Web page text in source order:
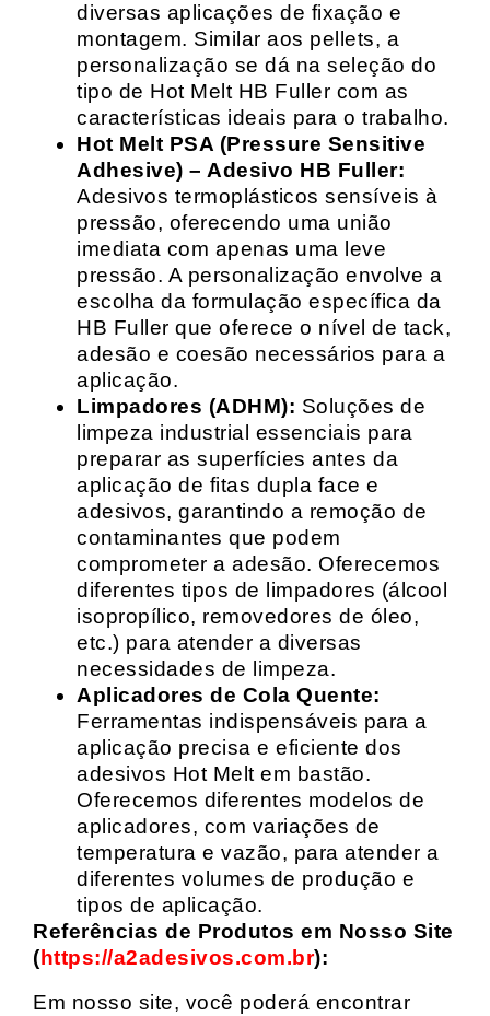
diversas aplicações de fixação e
montagem. Similar aos pellets, a
personalização se dá na seleção do
tipo de Hot Melt HB Fuller com as
características ideais para o trabalho.
Hot Melt PSA (Pressure Sensitive
Adhesive) – Adesivo HB Fuller:
Adesivos termoplásticos sensíveis à
pressão, oferecendo uma união
imediata com apenas uma leve
pressão. A personalização envolve a
escolha da formulação específica da
HB Fuller que oferece o nível de tack,
adesão e coesão necessários para a
aplicação.
Limpadores (ADHM): Soluções de
limpeza industrial essenciais para
preparar as superfícies antes da
aplicação de fitas dupla face e
adesivos, garantindo a remoção de
contaminantes que podem
comprometer a adesão. Oferecemos
diferentes tipos de limpadores (álcool
isopropílico, removedores de óleo,
etc.) para atender a diversas
necessidades de limpeza.
Aplicadores de Cola Quente:
Ferramentas indispensáveis para a
aplicação precisa e eficiente dos
adesivos Hot Melt em bastão.
Oferecemos diferentes modelos de
aplicadores, com variações de
temperatura e vazão, para atender a
diferentes volumes de produção e
tipos de aplicação.
Referências de Produtos em Nosso Site
(https://a2adesivos.com.br):
Em nosso site, você poderá encontrar